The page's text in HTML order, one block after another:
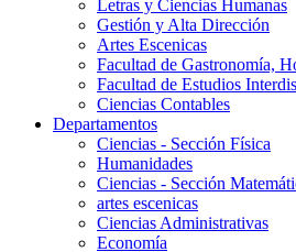
Letras y Ciencias Humanas
Gestión y Alta Dirección
Artes Escenicas
Facultad de Gastronomía,
Facultad de Estudios
Ciencias Contables
Departamentos
Ciencias - Sección Física
Humanidades
Ciencias - Sección
artes escenicas
Ciencias Administrativas
Economía